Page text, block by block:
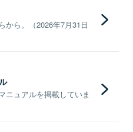
から。（2026年7月31日
ニュアルを掲載していま